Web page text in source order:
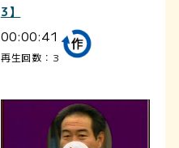
3】
00:00:41
再生回数：3